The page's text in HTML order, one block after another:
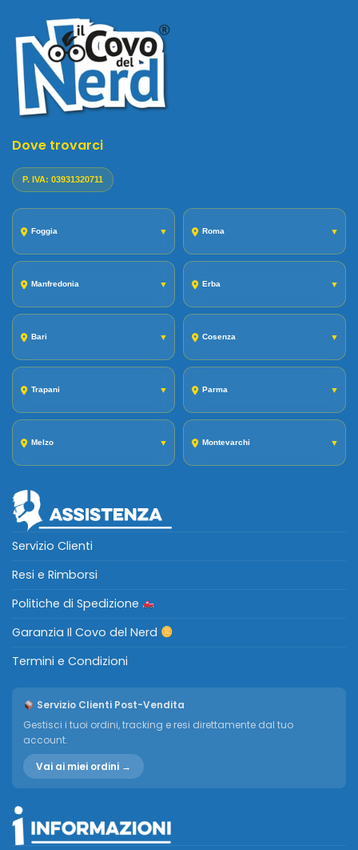
Dove trovarci
P. IVA: 03931320711
Foggia ▼ Roma ▼
Manfredonia ▼ Erba ▼
Bari ▼ Cosenza ▼
Trapani ▼ Parma ▼
Melzo ▼ Montevarchi ▼
Servizio Clienti
Resi e Rimborsi
Politiche di Spedizione
Garanzia Il Covo del Nerd
Termini e Condizioni
Servizio Clienti Post-Vendita
Gestisci i tuoi ordini, tracking e resi direttamente dal tuo
account.
Vai ai miei ordini →